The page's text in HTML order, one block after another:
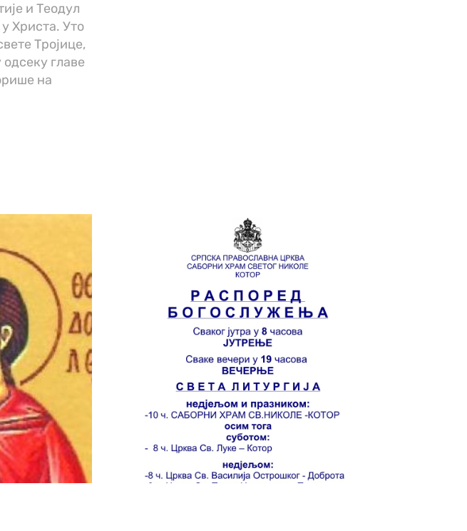
и Теодул
Христа. Уто
Тројице,
главе
на